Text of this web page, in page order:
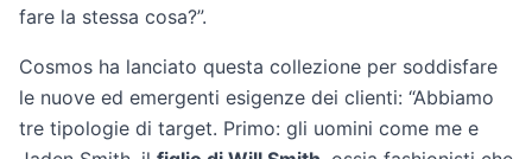
fare la stessa cosa?”.
Cosmos ha lanciato questa collezione per soddisfare
le nuove ed emergenti esigenze dei clienti: “Abbiamo
tre tipologie di target. Primo: gli uomini come me e